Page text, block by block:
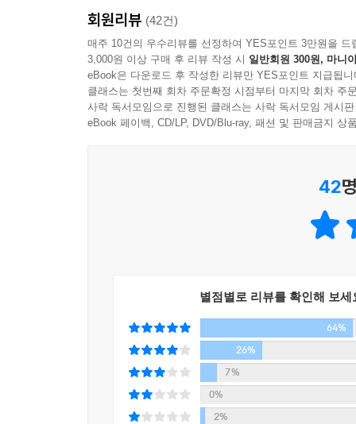
그릴 때 필요한 유머 감각과 삶을 바라보는 관점
카툰의 주인공, 캐리커처와 캐릭터를 직접 그려 본
카툰을 구성할 때 가장 중요한 것은 이야기다.
의미로 쓰이던 시절, 카툰의 주인공은 유명 인사
다양한 스타일과 기법으로 발전한 것이 바로 캐
카툰을 그린다는 것은 캐릭터라는 재료와 양념
《스케치 쉽게 하기-캐릭터와 카툰》 편에서는
오랜 기간 미술을 가르친 저자의 노하우가 담긴 책
〈스케치 쉽게 하기〉 시리즈의 저자, 김충원
우리나라의 대표적인 미술 교육가이자 일러스트
《스케치 쉽게 하기-캐릭터와 카툰》 편은 오
회원리뷰 (42건)
매주 10건의 우수리뷰를 선정하여 YES포인트 3만원을 드
3,000원 이상 구매 후 리뷰 작성 시 일반회원 300원, 마니
eBook은 다운로드 후 작성한 리뷰만 YES포인트 지급됩니
클래스는 첫번째 회차 주문확정 시점부터 마지막 회차 주
사락 독서모임으로 진행된 클래스는 사락 독서모임 게시
eBook 페이백, CD/LP, DVD/Blu-ray, 패션 및 판매금지 상
42
별점별로 리뷰를 확인해 보세
64%
26%
7%
0%
2%